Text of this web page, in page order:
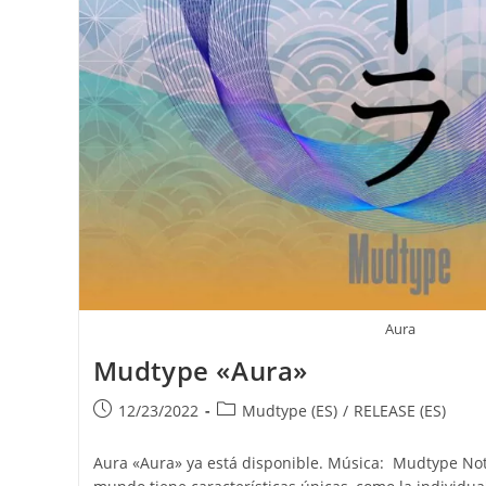
Aura
Mudtype «Aura»
Publicación
la
entrada:
12/23/2022
Categoría
la
entrada:
Mudtype (ES) / RELEASE (ES)
Aura «Aura» ya está disponible. Música: Mudtype